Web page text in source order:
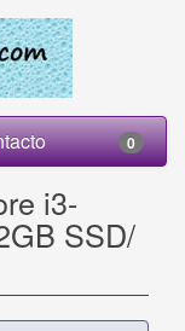
0
i3-
SSD/